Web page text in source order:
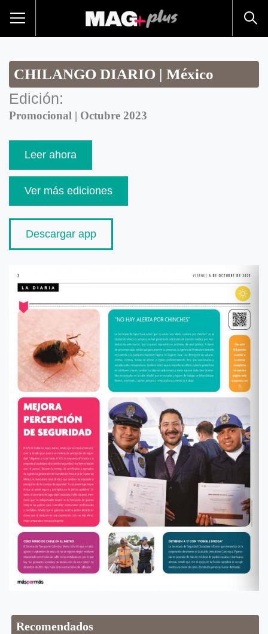
CHILANGO DIARIO | México
Edición:
Promocional | Octubre 2023
Leer ahora
Ver más ediciones
Descargar app
Recomendados